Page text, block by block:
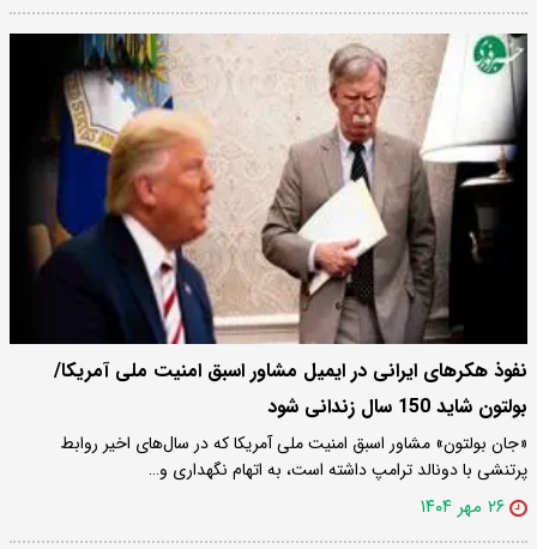
نفوذ هکرهای ایرانی در ایمیل مشاور اسبق امنیت ملی آمریکا/
بولتون شاید 150 سال زندانی شود
«جان بولتون» مشاور اسبق امنیت ملی آمریکا که در سال‌های اخیر روابط
پرتنشی با دونالد ترامپ داشته است، به اتهام نگهداری و…
۲۶ مهر ۱۴۰۴